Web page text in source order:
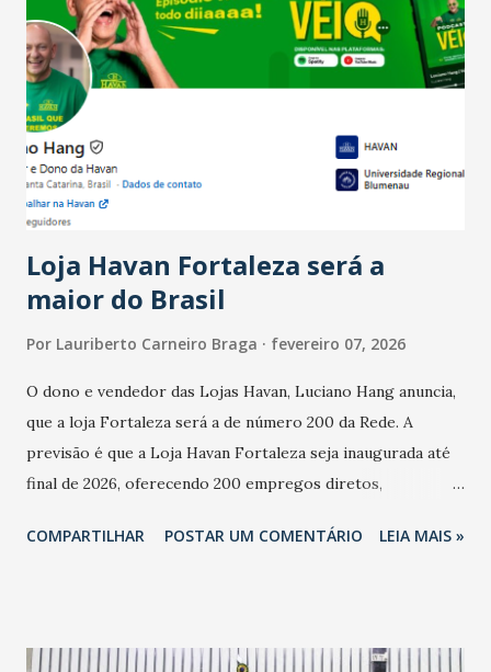
país tem a menor taxa de desemprego dos anos recentes.
Ainda segundo a Pesquisa, em novembro de 2025, 40% dos
bares e restaurantes operaram com lucro e outros 40%
registraram equilíbrio financeiro. Já o percentual de
estabelecimentos no prejuízo ficou em 19%, pouco abaixo
do observado no mês anterior. Outros 1% não existiam em
novembro. Em relação a outubro, o faturamento também
cresceu. De acordo com a pesquisa, 44% dos n...
Loja Havan Fortaleza será a
maior do Brasil
Por Lauriberto Carneiro Braga fevereiro 07, 2026
O dono e vendedor das Lojas Havan, Luciano Hang anuncia,
que a loja Fortaleza será a de número 200 da Rede. A
previsão é que a Loja Havan Fortaleza seja inaugurada até
final de 2026, oferecendo 200 empregos diretos,
Havan Fortaleza ainda não foi anunciada oficialmente, mas
COMPARTILHAR POSTAR UM COMENTÁRIO LEIA MAIS »